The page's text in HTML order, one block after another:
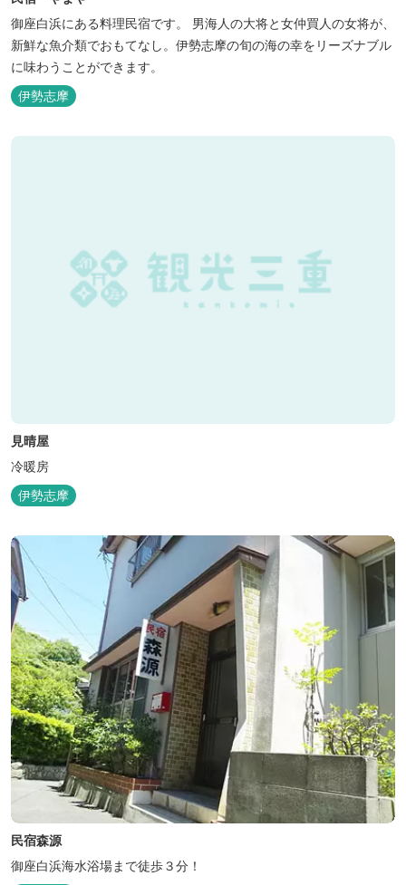
御座白浜にある料理民宿です。 男海人の大将と女仲買人の女将が、
新鮮な魚介類でおもてなし。伊勢志摩の旬の海の幸をリーズナブル
に味わうことができます。
伊勢志摩
見晴屋
冷暖房
伊勢志摩
民宿森源
御座白浜海水浴場まで徒歩３分！